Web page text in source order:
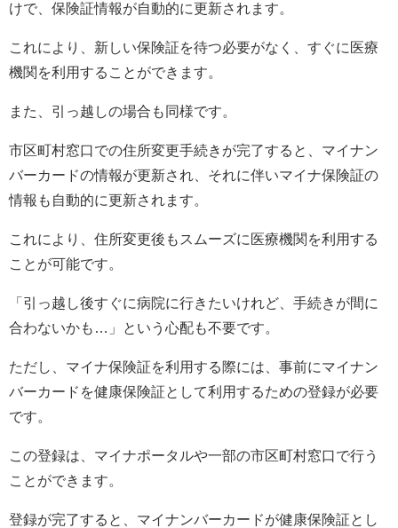
けで、保険証情報が自動的に更新されます。
これにより、新しい保険証を待つ必要がなく、すぐに医療
機関を利用することができます。
また、引っ越しの場合も同様です。
市区町村窓口での住所変更手続きが完了すると、マイナン
バーカードの情報が更新され、それに伴いマイナ保険証の
情報も自動的に更新されます。
これにより、住所変更後もスムーズに医療機関を利用する
ことが可能です。
「引っ越し後すぐに病院に行きたいけれど、手続きが間に
合わないかも…」という心配も不要です。
ただし、マイナ保険証を利用する際には、事前にマイナン
バーカードを健康保険証として利用するための登録が必要
です。
この登録は、マイナポータルや一部の市区町村窓口で行う
ことができます。
登録が完了すると、マイナンバーカードが健康保険証とし